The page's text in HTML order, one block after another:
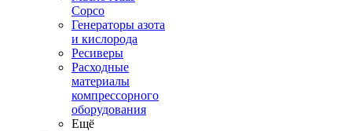
Copco
Генераторы азота
и кислорода
Ресиверы
Расходные
материалы
компрессорного
оборудования
Ещё